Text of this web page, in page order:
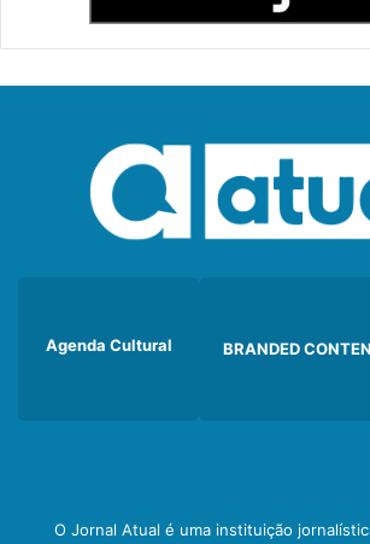
Agenda Cultural BRANDED
O Jornal Atual é uma instituição